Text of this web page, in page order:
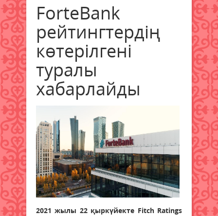
ForteBank
рейтингтердің
көтерілгені
туралы
хабарлайды
2021 жылы 22 қыркүйекте Fitch Ratings